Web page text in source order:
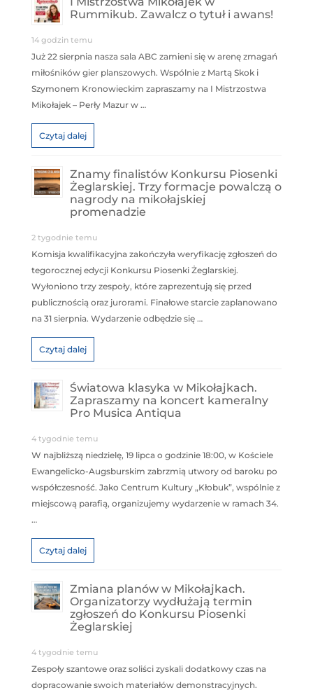
Rummikub. Zawalcz o tytuł i awans!
14 godzin temu
Już 22 sierpnia nasza sala ABC zamieni się w arenę zmagań
miłośników gier planszowych. Wspólnie z Martą Skok i
Szymonem Kronowieckim zapraszamy na I Mistrzostwa
Mikołajek – Perły Mazur w …
Czytaj dalej
Znamy finalistów Konkursu Piosenki
Żeglarskiej. Trzy formacje powalczą o
nagrody na mikołajskiej
promenadzie
2 tygodnie temu
Komisja kwalifikacyjna zakończyła weryfikację zgłoszeń do
tegorocznej edycji Konkursu Piosenki Żeglarskiej.
Wyłoniono trzy zespoły, które zaprezentują się przed
publicznością oraz jurorami. Finałowe starcie zaplanowano
na 31 sierpnia. Wydarzenie odbędzie się …
Czytaj dalej
Światowa klasyka w Mikołajkach.
Zapraszamy na koncert kameralny
Pro Musica Antiqua
4 tygodnie temu
W najbliższą niedzielę, 19 lipca o godzinie 18:00, w Kościele
Ewangelicko-Augsburskim zabrzmią utwory od baroku po
współczesność. Jako Centrum Kultury „Kłobuk”, wspólnie z
miejscową parafią, organizujemy wydarzenie w ramach 34.
…
Czytaj dalej
Zmiana planów w Mikołajkach.
Organizatorzy wydłużają termin
zgłoszeń do Konkursu Piosenki
Żeglarskiej
4 tygodnie temu
Zespoły szantowe oraz soliści zyskali dodatkowy czas na
dopracowanie swoich materiałów demonstracyjnych.